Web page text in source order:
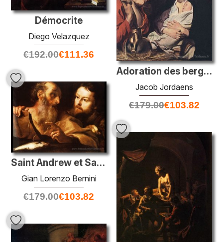
Démocrite
Diego Velazquez
€192.00€111.36
Adoration des bergers
Jacob Jordaens
€179.00€103.82
Saint Andrew et Saint Thomas
Gian Lorenzo Bernini
€179.00€103.82